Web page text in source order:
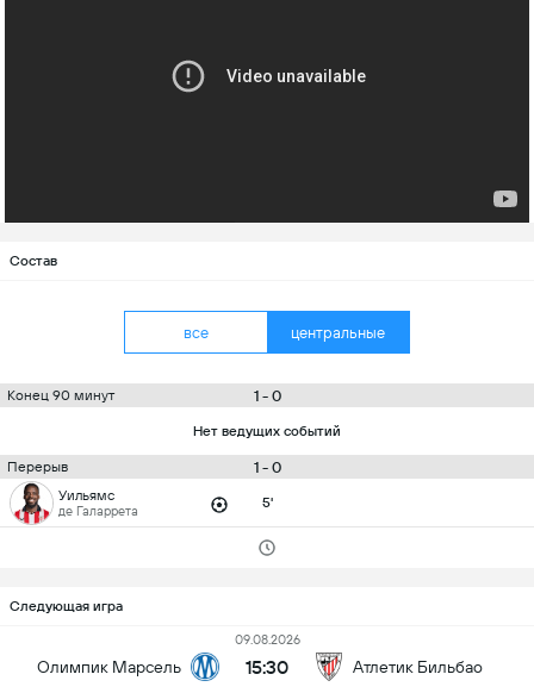
Состав
все центральные
Конец 90 минут 1 - 0
Нет ведущих событий
Перерыв 1 - 0
Уильямс
де Галаррета 5'
Следующая игра
Олимпик Марсель
09.08.2026
15:30 Атлетик Бильбао